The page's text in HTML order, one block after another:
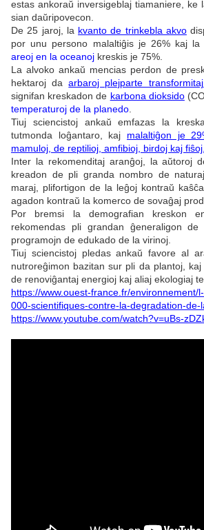
estas ankoraŭ inversigeblaj tiamaniere, ke
sian daŭripovecon.
De 25 jaroj, la kvanto de trinkebla akvo
por unu persono malaltiĝis je 26% kaj la
areoj en la oceanoj kreskis je 75%.
La alvoko ankaŭ mencias perdon de
hektaroj daarbaroj plejparte
signifan kreskadon de karbona dioksido
temperaturoj de la planedo
Tiuj sciencistoj ankaŭ emfazas la
tutmonda loĝantaro, kaj malaltiĝon je
mamuloj, de reptilioj, amfibioj, birdoj kaj fiŝoj.
Inter la rekomenditaj aranĝoj, la aŭtoroj
kreadon de pli granda nombro de
maraj, plifortigon de la leĝoj kontraŭ
agadon kontraŭ la komerco de sovaĝaj
Por bremsi la demografian kreskon
rekomendas pli grandan ĝeneraligon
programojn de edukado de la virinoj.
Tiuj sciencistoj pledas ankaŭ favore al
nutroreĝimon bazitan sur pli da plantoj,
de renoviĝantaj energioj kaj aliaj ekologiaj
https://www.ouest-france.fr/environnement/
000-scientifiques-contre-la-degradation-
https://www.youtube.com/watch?v=uBs-